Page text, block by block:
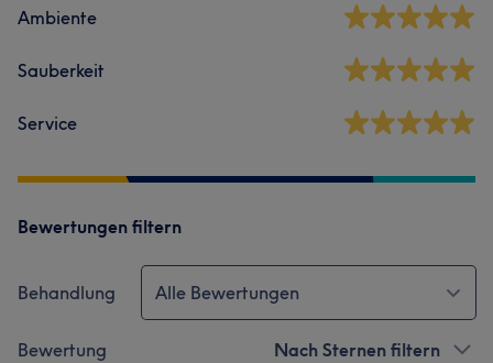
Ambiente
Sauberkeit
Service
Bewertungen filtern
Behandlung Alle Bewertungen
Bewertung Nach Sternen filtern